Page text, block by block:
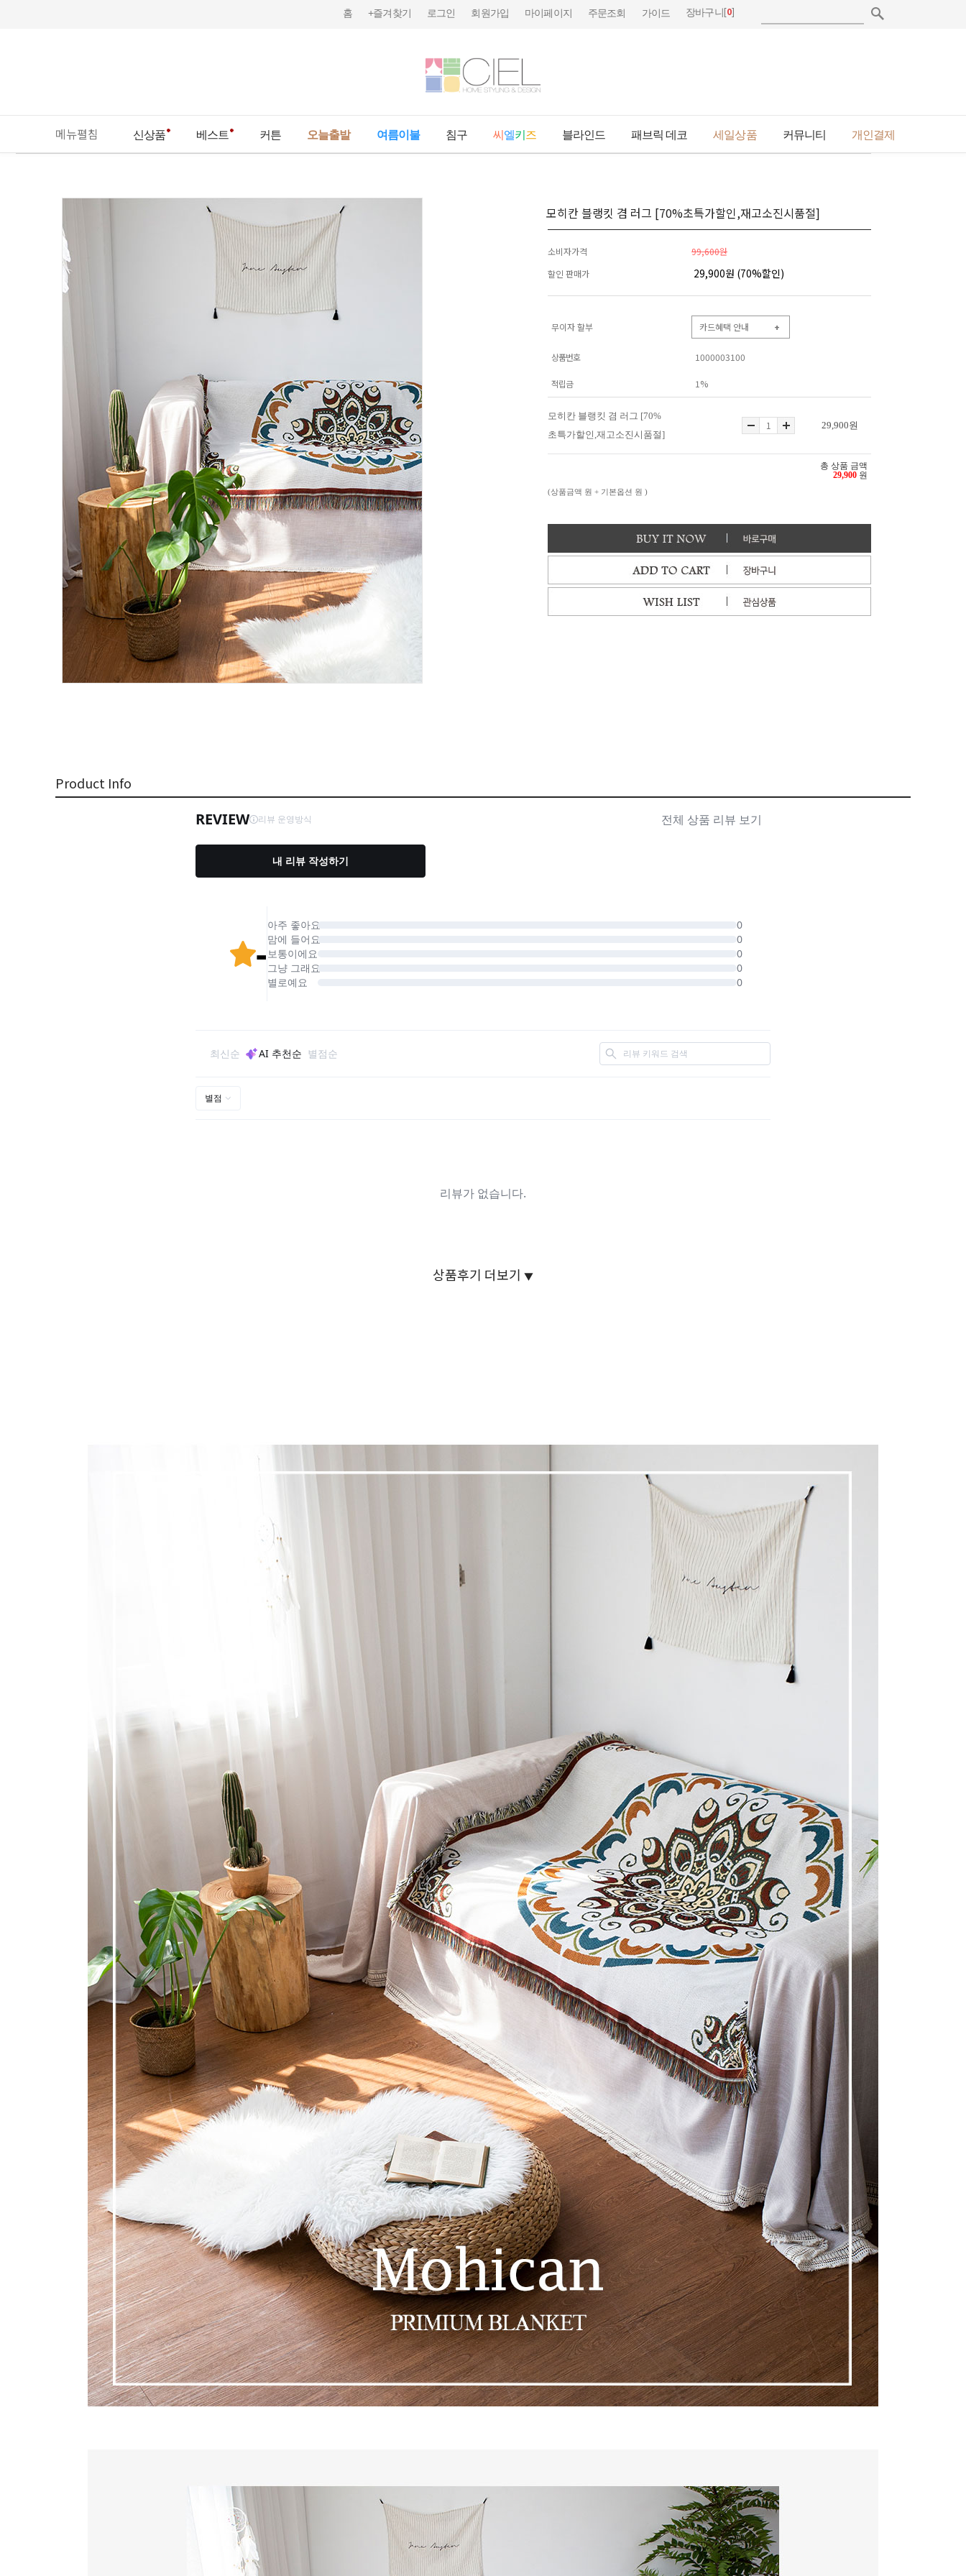
홈 +즐겨찾기 로그인 회원가입 마이페이지 주문조회 가이드 장바구니[0]
메뉴펼침 신상품 베스트 커튼 오늘출발 여름이불 침구 씨 엘키 즈 블라인드 패브릭 데코 세일상품 커뮤니티 개인결제
모히칸 블랭킷 겸 러그 [70%초특가할인,재고소진시품절]
소비자가격
99,600원
할인 판매가
29,900원 (70%할인)
무이자 할부 카드혜택 안내 +
상품번호 1000003100
적립금 1%
모히칸 블랭킷 겸 러그 [70%
초특가할인,재고소진시품절]
29,900원
총 상품 금액
29,900 원
(상품금액 원 + 기본옵션 원 )
Product Info
상품후기 더보기 ▼